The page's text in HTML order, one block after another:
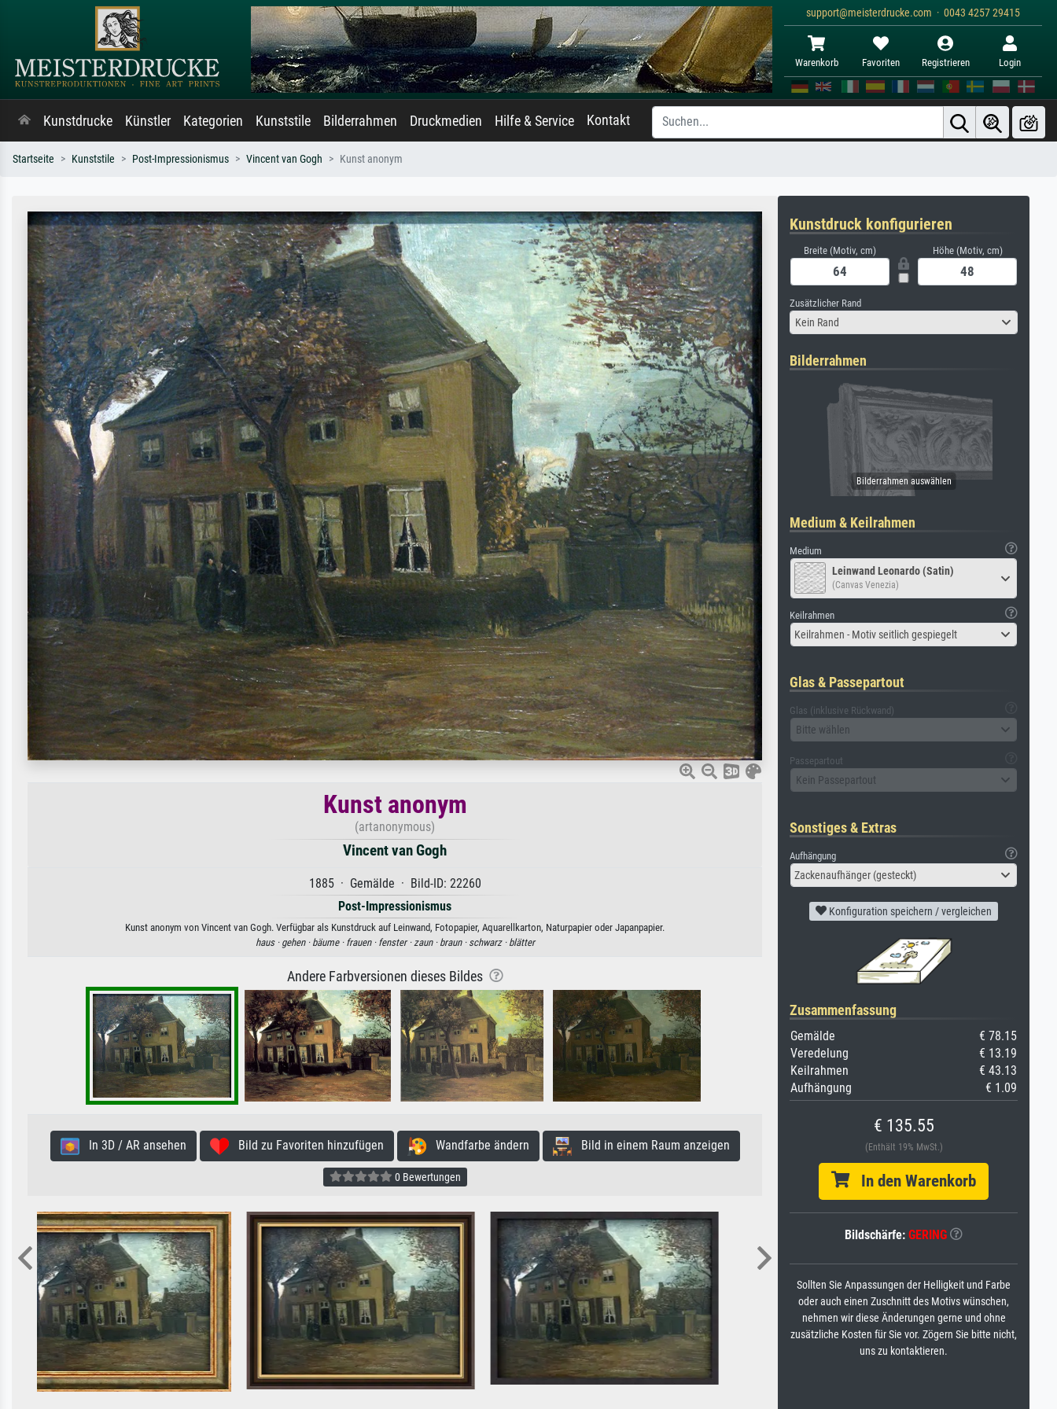
support@meisterdrucke.com · 0043 4257 29415
Warenkorb Favoriten Registrieren Login
Kunstdrucke Künstler Kategorien Kunststile Bilderrahmen Druckmedien Hilfe & Service Kontakt
Startseite Kunststile Post-Impressionismus Vincent van Gogh Kunst anonym
Kunst anonym
(artanonymous)
Vincent van Gogh
1885 · Gemälde · Bild-ID: 22260
Post-Impressionismus
Kunst anonym von Vincent van Gogh. Verfügbar als Kunstdruck auf Leinwand, Fotopapier, Aquarellkarton, Naturpapier oder Japanpapier.
haus · gehen · bäume · frauen · fenster ·zaun · braun · schwarz · blätter
Andere Farbversionen dieses Bildes
In 3D / AR ansehen Bild zu Favoriten hinzufügen Wandfarbe ändern Bild in einem Raum anzeigen
0 Bewertungen
Kunstdruck konfigurieren
Breite (Motiv, cm) Höhe (Motiv, cm)
Zusätzlicher Rand
Kein Rand
Bilderrahmen
Medium & Keilrahmen
Medium
Leinwand Leonardo (Satin)
(Canvas Venezia)
Keilrahmen
Keilrahmen - Motiv seitlich gespiegelt
Glas & Passepartout
Glas (inklusive Rückwand)
Bitte wählen
Passepartout
Kein Passepartout
Sonstiges & Extras
Aufhängung
Zackenaufhänger (gesteckt)
Konfiguration speichern / vergleichen
Zusammenfassung
Gemälde
€ 78.15
Veredelung
€ 13.19
Keilrahmen
€ 43.13
Aufhängung
€ 1.09
€ 135.55
(Enthält 19% MwSt.)
In den Warenkorb
Bildschärfe: GERING
Sollten Sie Anpassungen der Helligkeit und Farbe
oder auch einen Zuschnitt des Motivs wünschen,
nehmen wir diese Änderungen gerne und ohne
zusätzliche Kosten für Sie vor. Zögern Sie bitte nicht,
uns zu kontaktieren.